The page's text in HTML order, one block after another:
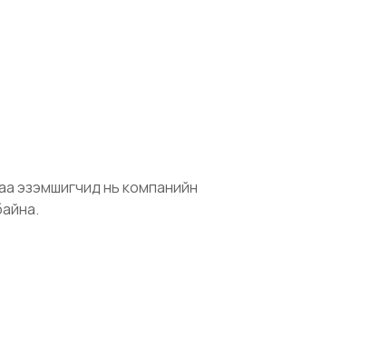
эзэмшигчид нь компанийн